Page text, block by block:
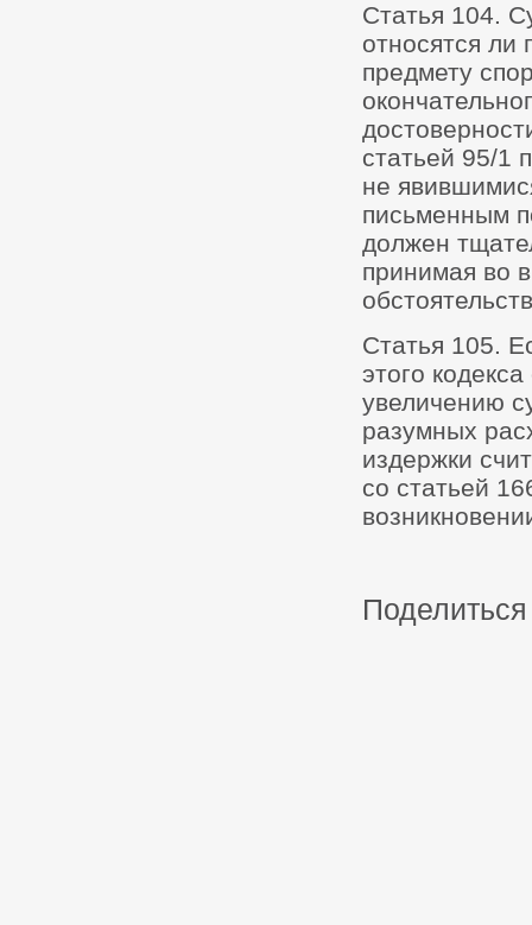
Статья 104.
относятся ли
предмету
статьей 95/1
не
письменным
должен
принимая во
Статья 105.
этого
увеличению
разумных
издержки
со статьей